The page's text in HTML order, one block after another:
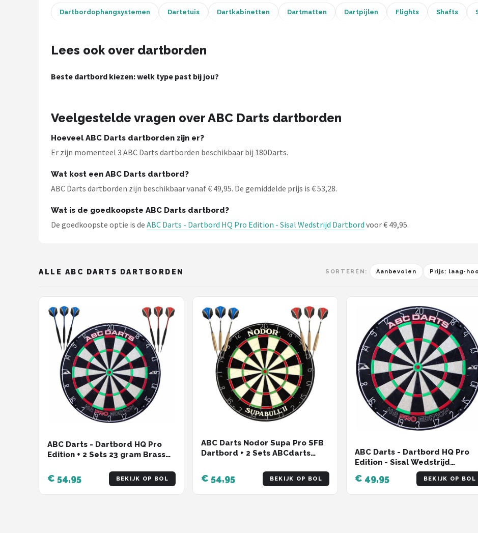
ABC Darts
Harrows
Alle merken →
Dartbordophangsystemen Dartetuis Dartkabinetten Dartmatten Dartpijlen Flights Shafts
Lees ook over dartborden
Beste dartbord kiezen: welk type past bij jou?
Veelgestelde vragen over ABC Darts dartborden
Hoeveel ABC Darts dartborden zijn er?
Er zijn momenteel 3 ABC Darts dartborden beschikbaar bij 180Darts.
Wat kost een ABC Darts dartbord?
ABC Darts dartborden zijn beschikbaar vanaf € 49,95. De gemiddelde prijs is € 53,28.
Wat is de goedkoopste ABC Darts dartbord?
De goedkoopste optie is de ABC Darts - Dartbord HQ Pro Edition - Sisal Wedstrijd Dartbord voor € 49,95.
ALLE ABC DARTS DARTBORDEN SORTEREN: Aanbevolen Prijs: laag-
ABC Darts - Dartbord HQ Pro
Edition + 2 Sets 23 gram Brass
€ 54,95 BEKIJK OP BOL
ABC Darts Nodor Supa Pro SFB
Dartbord + 2 Sets ABCdarts
€ 54,95 BEKIJK OP BOL
ABC Darts - Dartbord HQ Pro
Edition - Sisal Wedstrijd
€ 49,95 BEKIJK OP BOL